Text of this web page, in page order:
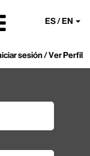
ES / EN
sesión / Ver Perfil